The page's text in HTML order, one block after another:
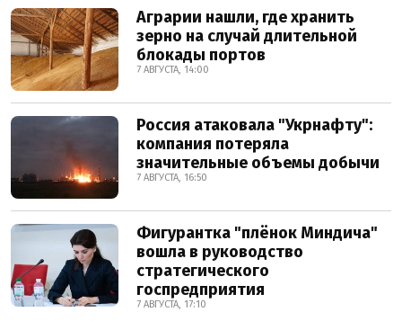
Аграрии нашли, где хранить
зерно на случай длительной
блокады портов
7 АВГУСТА, 14:00
Россия атаковала "Укрнафту":
компания потеряла
значительные объемы добычи
7 АВГУСТА, 16:50
Фигурантка "плёнок Миндича"
вошла в руководство
стратегического
госпредприятия
7 АВГУСТА, 17:10